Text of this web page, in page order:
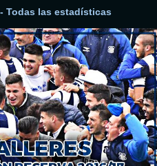
- Todas las estadísticas